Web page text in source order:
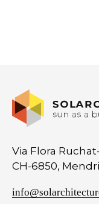
Via Flora
CH-6850,